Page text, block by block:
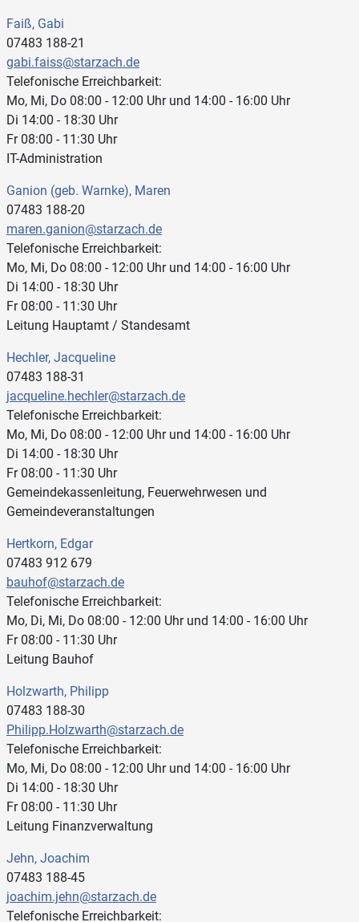
Faiß, Gabi
07483 188-21
gabi.faiss@starzach.de
Telefonische Erreichbarkeit:
Mo, Mi, Do 08:00 - 12:00 Uhr und 14:00 - 16:00 Uhr
Di 14:00 - 18:30 Uhr
Fr 08:00 - 11:30 Uhr
IT-Administration
Ganion (geb. Warnke), Maren
07483 188-20
maren.ganion@starzach.de
Telefonische Erreichbarkeit:
Mo, Mi, Do 08:00 - 12:00 Uhr und 14:00 - 16:00 Uhr
Di 14:00 - 18:30 Uhr
Fr 08:00 - 11:30 Uhr
Leitung Hauptamt / Standesamt
Hechler, Jacqueline
07483 188-31
jacqueline.hechler@starzach.de
Telefonische Erreichbarkeit:
Mo, Mi, Do 08:00 - 12:00 Uhr und 14:00 - 16:00 Uhr
Di 14:00 - 18:30 Uhr
Fr 08:00 - 11:30 Uhr
Gemeindekassenleitung, Feuerwehrwesen und
Gemeindeveranstaltungen
Hertkorn, Edgar
07483 912 679
bauhof@starzach.de
Telefonische Erreichbarkeit:
Mo, Di, Mi, Do 08:00 - 12:00 Uhr und 14:00 - 16:00 Uhr
Fr 08:00 - 11:30 Uhr
Leitung Bauhof
Holzwarth, Philipp
07483 188-30
Philipp.Holzwarth@starzach.de
Telefonische Erreichbarkeit:
Mo, Mi, Do 08:00 - 12:00 Uhr und 14:00 - 16:00 Uhr
Di 14:00 - 18:30 Uhr
Fr 08:00 - 11:30 Uhr
Leitung Finanzverwaltung
Jehn, Joachim
07483 188-45
joachim.jehn@starzach.de
Telefonische Erreichbarkeit: